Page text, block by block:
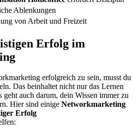
Ablenkungen
von Arbeit und Freizeit
Erfolg im
erfolgreich zu sein, musst du
Das beinhaltet nicht nur das Lernen
auch darum, dein Wissen immer zu
Hier sind einige Networkmarketing
Erfolg